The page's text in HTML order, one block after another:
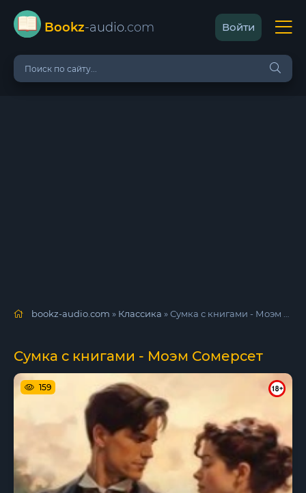
Bookz-audio.com Войти
bookz-audio.com » Классика » Сумка с книгами - Моэм Сомерсет
Сумка с книгами - Моэм Сомерсет
159